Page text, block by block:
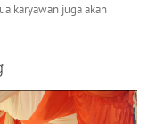
karyawan juga akan